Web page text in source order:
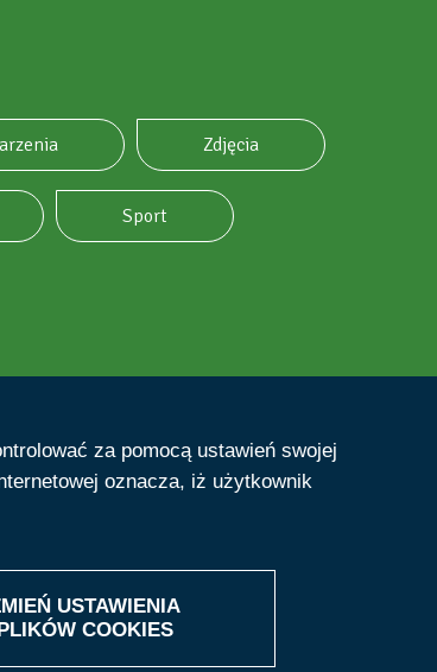
za pomocą ustawień swojej
oznacza, iż użytkownik
USTAWIENIA
COOKIES
Zdjęcia
Sport